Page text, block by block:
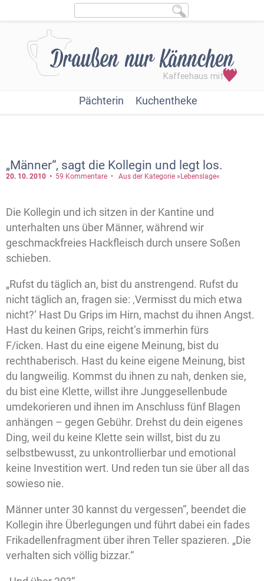
Pächterin Kuchentheke
„Männer“, sagt die Kollegin und legt los.
20. 10. 2010 59 Kommentare Aus der Kategorie »Lebenslage«
Die Kollegin und ich sitzen in der Kantine und
unterhalten uns über Männer, während wir
geschmackfreies Hackfleisch durch unsere Soßen
schieben.
„Rufst du täglich an, bist du anstrengend. Rufst du
nicht täglich an, fragen sie: ‚Vermisst du mich etwa
nicht?‘ Hast Du Grips im Hirn, machst du ihnen Angst.
Hast du keinen Grips, reicht’s immerhin fürs
F/icken. Hast du eine eigene Meinung, bist du
rechthaberisch. Hast du keine eigene Meinung, bist
du langweilig. Kommst du ihnen zu nah, denken sie,
du bist eine Klette, willst ihre Junggesellenbude
umdekorieren und ihnen im Anschluss fünf Blagen
anhängen – gegen Gebühr. Drehst du dein eigenes
Ding, weil du keine Klette sein willst, bist du zu
selbstbewusst, zu unkontrollierbar und emotional
keine Investition wert. Und reden tun sie über all das
sowieso nie.
Männer unter 30 kannst du vergessen“, beendet die
Kollegin ihre Überlegungen und führt dabei ein fades
Frikadellenfragment über ihren Teller spazieren. „Die
verhalten sich völlig bizzar.“